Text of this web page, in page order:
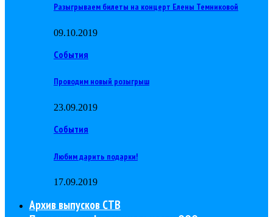
Разыгрываем билеты на концерт Елены Темниковой
09.10.2019
События
Проводим новый розыгрыш
23.09.2019
События
Любим дарить подарки!
17.09.2019
Архив выпусков СТВ